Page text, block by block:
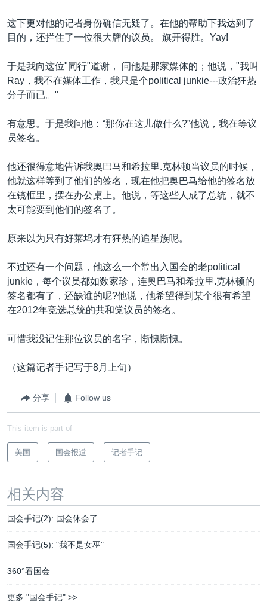
这下更对他的记者身份确信无疑了。在他的帮助下我达到了
目的，还拦住了一位很大牌的议员。 旗开得胜。Yay!
于是我向这位"同行"道谢， 问他是那家媒体的；他说，"我叫
Ray，我不在媒体工作，我只是个political junkie---政治狂热
分子而已。"
有意思。于是我问他：“那你在这儿做什么?”他说，我在等议
员签名。
他还很得意地告诉我奥巴马和希拉里.克林顿当议员的时候，
他就这样等到了他们的签名，现在他把奥巴马给他的签名放
在镜框里，摆在办公桌上。他说，等这些人成了总统，就不
太可能要到他们的签名了。
原来以为只有好莱坞才有狂热的追星族呢。
不过还有一个问题，他这么一个常出入国会的老political
junkie，每个议员都如数家珍，连奥巴马和希拉里.克林顿的
签名都有了，还缺谁的呢?他说，他希望得到某个很有希望
在2012年竞选总统的共和党议员的签名。
可惜我没记住那位议员的名字，惭愧惭愧。
（这篇记者手记写于8月上旬）
分享 Follow us
This item is part of
美国 国会报道 记者手记
相关内容
国会手记(2): 国会休会了
国会手记(5): "我不是女巫"
360°看国会
更多 "国会手记" >>